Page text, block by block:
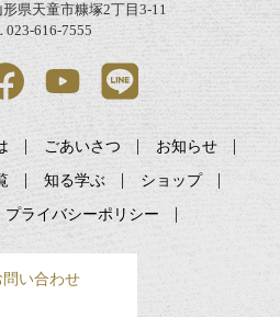
県天童市糠塚2丁目3-11
023-616-7555
ごあいさつ
お知らせ
知る学ぶ
ショップ
プライバシーポリシー
問い合わせ